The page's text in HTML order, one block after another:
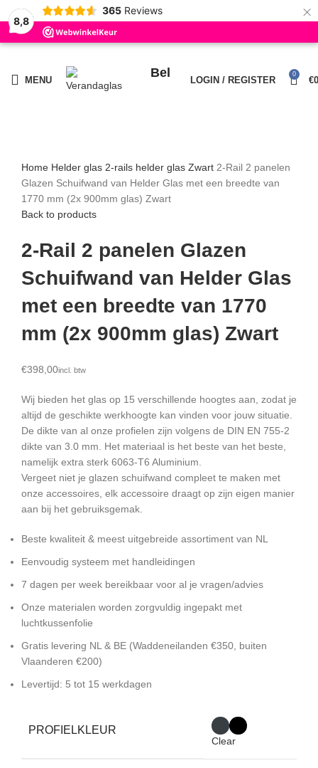
8,8
365 Reviews ×
BESTE KWALITEIT, SERVICE EN HET MEEST UITGEBREIDE
MENU
Bel
LOGIN / REGISTER
0
€
Home Helder glas 2-rails helder glas Zwart 2-Rail 2 panelen
Glazen Schuifwand van Helder Glas met een breedte van
1770 mm (2x 900mm glas) Zwart
Back to products
2-Rail 2 panelen Glazen
Schuifwand van Helder Glas
met een breedte van 1770
mm (2x 900mm glas) Zwart
€
Wij bieden het glas op 15 verschillende hoogtes aan, zodat je
altijd de geschikte werkhoogte kan vinden voor jouw situatie.
De dikte van al onze profielen zijn volgens de DIN EN 755-2
dikte van 3.0 mm. Het materiaal is het beste van het beste,
namelijk extra sterk 6063-T6 Aluminium.
Vergeet niet je glazen schuifwand compleet te maken met
onze accessoires, elk accessoire draagt op zijn eigen manier
aan bij het gebruiksgemak.
Beste kwaliteit & meest uitgebreide assortiment van NL
Eenvoudig systeem met handleidingen
7 dagen per week bereikbaar voor al je vragen/advies
Onze materialen worden zorgvuldig ingepakt met
luchtkussenfolie
Gratis levering NL & BE (Waddeneilanden €350, buiten
Vlaanderen €200)
Levertijd: 5 tot 15 werkdagen
PROFIELKLEUR
Clear